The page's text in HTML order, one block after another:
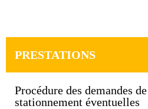
PRESTATIONS
Procédure des demandes de
stationnement éventuelles